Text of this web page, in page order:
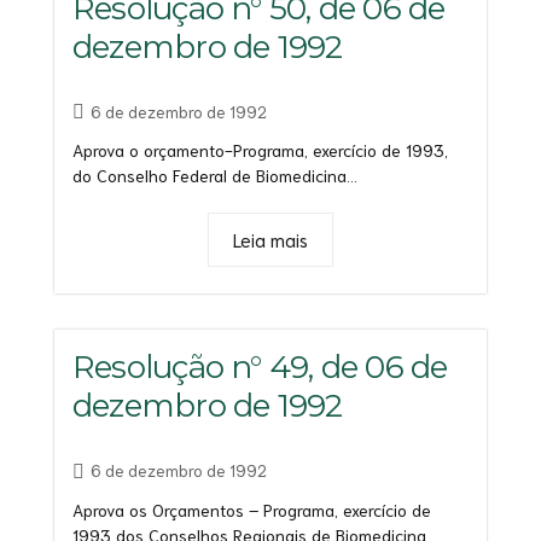
Resolução n° 50, de 06 de
dezembro de 1992
6 de dezembro de 1992
Aprova o orçamento-Programa, exercício de 1993,
do Conselho Federal de Biomedicina...
Leia mais
Resolução n° 49, de 06 de
dezembro de 1992
6 de dezembro de 1992
Aprova os Orçamentos – Programa, exercício de
1993 dos Conselhos Regionais de Biomedicina